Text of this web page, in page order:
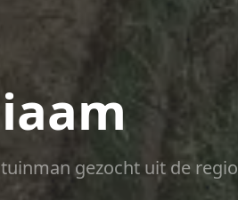
gezocht uit de regio